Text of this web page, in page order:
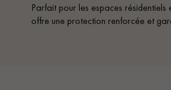
Parfait pour les espaces résidentiels
offre une protection renforcée et